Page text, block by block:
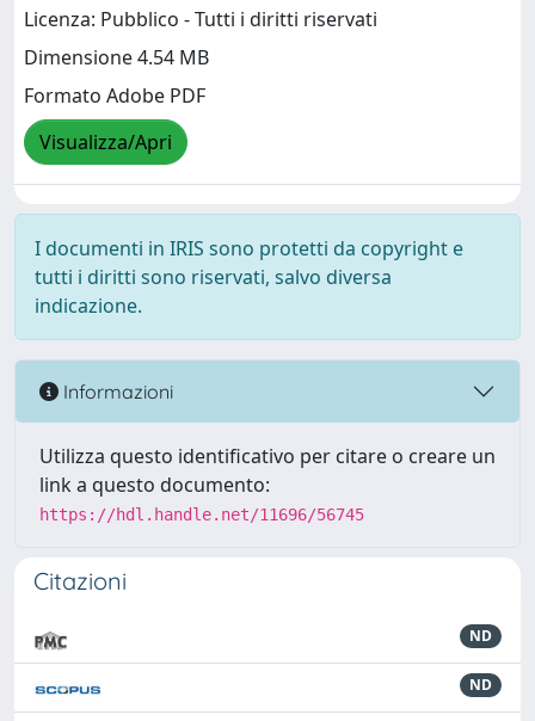
Licenza: Pubblico - Tutti i diritti riservati
Dimensione 4.54 MB
Formato Adobe PDF
Visualizza/Apri
I documenti in IRIS sono protetti da copyright e
tutti i diritti sono riservati, salvo diversa
indicazione.
Informazioni
Utilizza questo identificativo per citare o creare un
link a questo documento:
https://hdl.handle.net/11696/56745
Citazioni
ND
ND